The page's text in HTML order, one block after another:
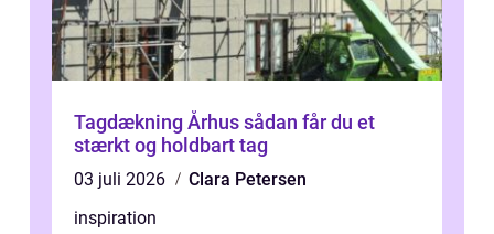
Tagdækning Århus sådan får du et
stærkt og holdbart tag
03 juli 2026
Clara Petersen
inspiration